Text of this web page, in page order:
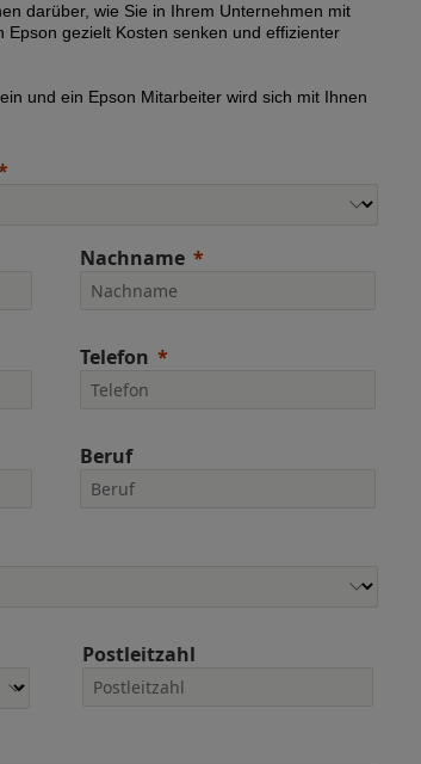
darüber, wie Sie in Ihrem Unternehmen mit
Epson gezielt Kosten senken und effizienter
und ein Epson Mitarbeiter wird sich mit Ihnen
Nachname
Telefon
Beruf
Postleitzahl